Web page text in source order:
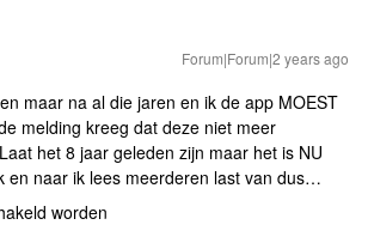
Forum|Forum|2 years ago
maar na al die jaren en ik de app MOEST
melding kreeg dat deze niet meer
het 8 jaar geleden zijn maar het is NU
en naar ik lees meerderen last van dus…
worden